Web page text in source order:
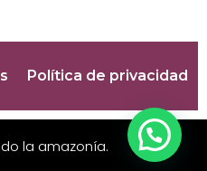
Política de privacidad
la amazonía.